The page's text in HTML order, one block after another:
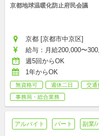
京都地球温暖化防止府民会議
京都 [京都市中京区]
給与：月給200,000〜
週5回からOK
1年からOK
無資格可 週休二日 交通
事務局・総合業務
アルバイト パート 副業/